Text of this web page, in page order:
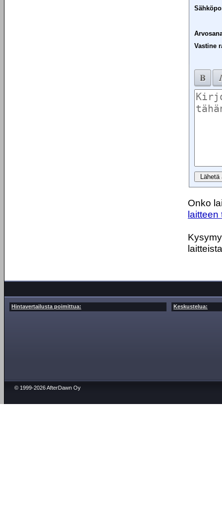
Vastine
Onko
laitteen
Hintavertailusta poimittua: Keskustelua:
© 1999-2026 AfterDawn Oy